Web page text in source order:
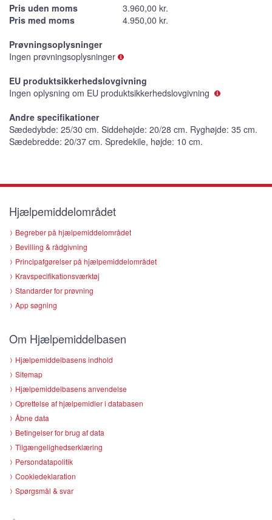
Pris uden moms
3.960,00 kr.
Pris med moms
4.950,00 kr.
Prøvningsoplysninger
Ingen prøvningsoplysninger
EU produktsikkerhedslovgivning
Ingen oplysning om EU produktsikkerhedslovgivning
Andre specifikationer
Sædedybde: 25/30 cm. Siddehøjde: 20/28 cm. Ryghøjde: 35 cm.
Sædebredde: 20/37 cm. Spredekile, højde: 10 cm.
Hjælpemiddelområdet
Begreber på hjælpemiddelområdet
Bevilling & rådgivning
Principafgørelser på hjælpemiddelområdet
Kravspecifikationsværktøj
Standarder for prøvning
App søgning
Om Hjælpemiddelbasen
Hjælpemiddelbasens indhold
Sitemap
Hjælpemiddelbasens anvendelse
Oprettelse af hjælpemidler i databasen
Åbne data
Betingelser for brug af data
Tilgængelighedserklæring
Persondatapolitik
Cookiedeklaration
Spørgsmål & svar